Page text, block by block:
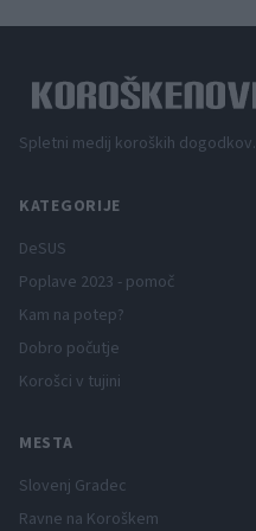
Spletni medij koroških dogodkov.
KATEGORIJE
DeSUS
Poplave 2023 - pomoč
Kam na potep?
Dobro počutje
Korošci v tujini
MESTA
Slovenj Gradec
Ravne na Koroškem